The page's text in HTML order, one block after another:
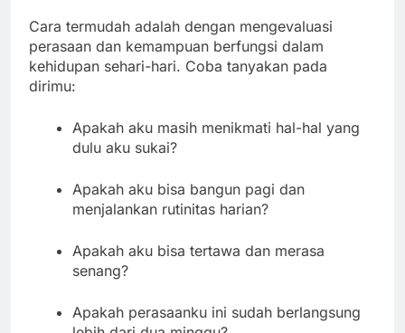
Cara termudah adalah dengan mengevaluasi
perasaan dan kemampuan berfungsi dalam
kehidupan sehari-hari. Coba tanyakan pada
dirimu:
Apakah aku masih menikmati hal-hal yang
dulu aku sukai?
Apakah aku bisa bangun pagi dan
menjalankan rutinitas harian?
Apakah aku bisa tertawa dan merasa
senang?
Apakah perasaanku ini sudah berlangsung